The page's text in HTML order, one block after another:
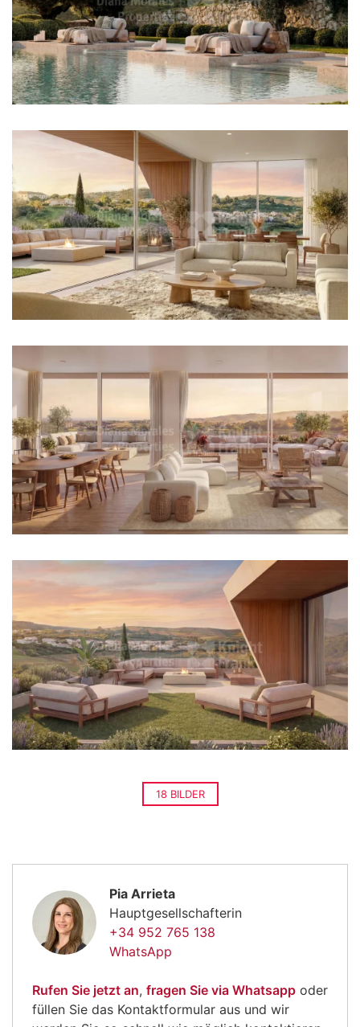
18 BILDER
Pia Arrieta
Hauptgesellschafterin
+34 952 765 138
WhatsApp
Rufen Sie jetzt an, fragen Sie via Whatsapp oder
füllen Sie das Kontaktformular aus und wir